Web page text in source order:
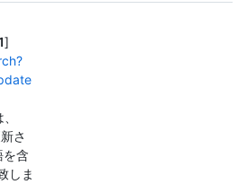
]
さ
含
しま